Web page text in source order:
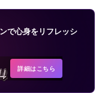
で心身をリフレッシ
詳細はこちら